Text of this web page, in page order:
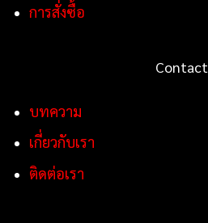
การสั่งซื้อ
Contact
บทความ
เกี่ยวกับเรา
ติดต่อเรา